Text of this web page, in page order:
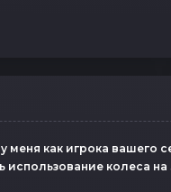
меня как игрока вашего
использование колеса